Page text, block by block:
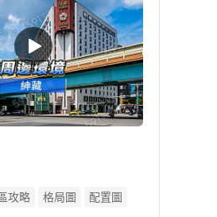
攻略 格局圖 配置圖